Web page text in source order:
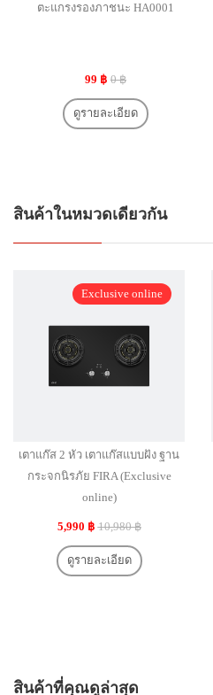
ตะแกรงรองภาชนะ HA0001
99 ฿ 0 ฿
ดูรายละเอียด
สินค้าในหมวดเดียวกัน
Exclusive online
เตาแก๊ส 2 หัว เตาแก๊สแบบฝัง ฐาน
กระจกนิรภัย FIRA (Exclusive
online)
5,990 ฿ 10,980 ฿
ดูรายละเอียด
สินค้าที่คุณดูล่าสุด